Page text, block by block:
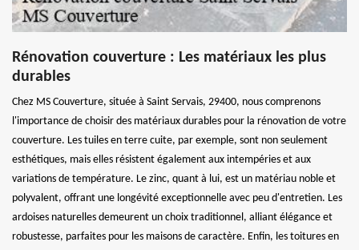
Rénovation couverture : Les matériaux les plus
durables
Chez MS Couverture, située à Saint Servais, 29400, nous comprenons
l'importance de choisir des matériaux durables pour la rénovation de votre
couverture. Les tuiles en terre cuite, par exemple, sont non seulement
esthétiques, mais elles résistent également aux intempéries et aux
variations de température. Le zinc, quant à lui, est un matériau noble et
polyvalent, offrant une longévité exceptionnelle avec peu d'entretien. Les
ardoises naturelles demeurent un choix traditionnel, alliant élégance et
robustesse, parfaites pour les maisons de caractère. Enfin, les toitures en